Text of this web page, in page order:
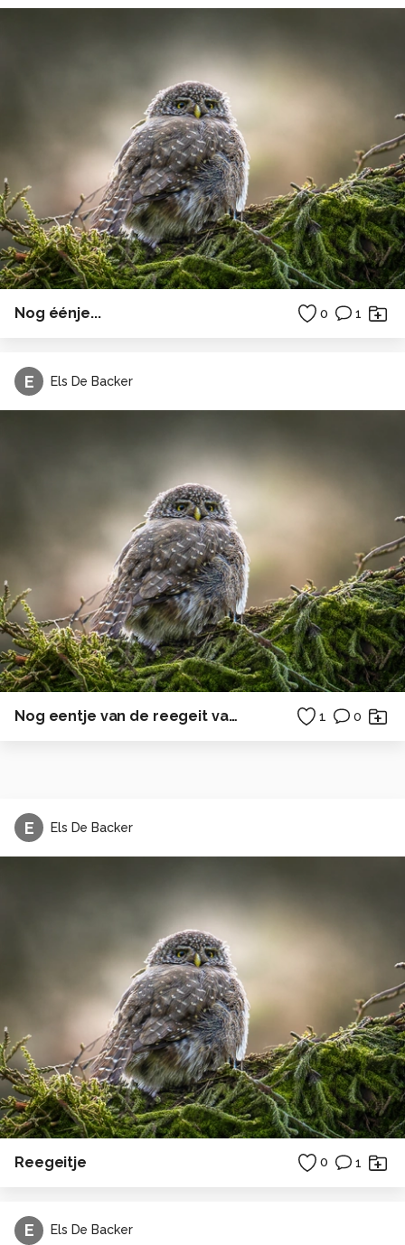
Nog éénje... 0 1
E Els De Backer
Nog eentje van de reegeit van vanmorgen... 1 0
E Els De Backer
Reegeitje 0 1
E Els De Backer